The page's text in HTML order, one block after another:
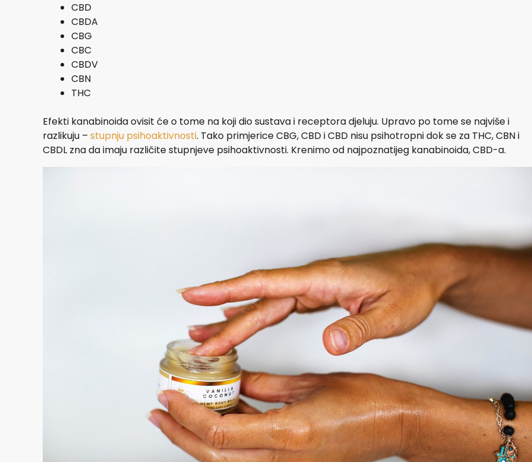
CBD
CBDA
CBG
CBC
CBDV
CBN
THC
Efekti kanabinoida ovisit će o tome na koji dio sustava i receptora djeluju. Upravo po tome se najviše i
razlikuju – stupnju psihoaktivnosti. Tako primjerice CBG, CBD i CBD nisu psihotropni dok se za THC, CBN i
CBDL zna da imaju različite stupnjeve psihoaktivnosti. Krenimo od najpoznatijeg kanabinoida, CBD-a.